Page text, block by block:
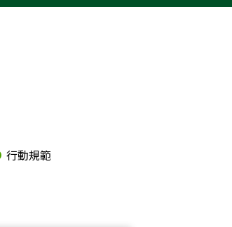
行動規範